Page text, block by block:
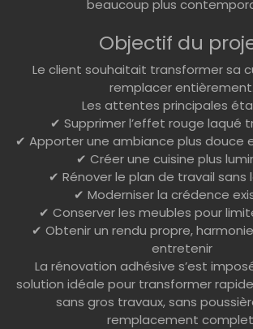
beaucoup plus
Objectif du
Le client souhaitait transformer sa
remplacer entièrement.
Les attentes principales
✔ Supprimer l’effet rouge laqué
✔ Apporter une ambiance plus douce
✔ Créer une cuisine plus
✔ Rénover le plan de travail sans
✔ Moderniser la crédence
✔ Conserver les meubles pour
✔ Obtenir un rendu propre,
entretenir
La rénovation adhésive s’est
solution idéale pour transformer
sans gros travaux, sans
remplacement